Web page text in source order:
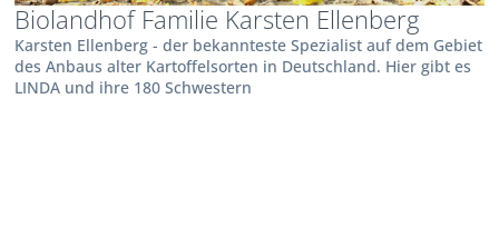
Biolandhof Familie Karsten Ellenberg
Karsten Ellenberg - der bekannteste Spezialist auf dem Gebiet
des Anbaus alter Kartoffelsorten in Deutschland. Hier gibt es
LINDA und ihre 180 Schwestern